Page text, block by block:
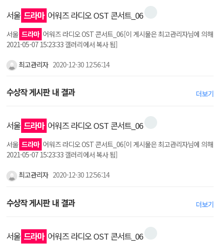
서울 드라마 어워즈 라디오 OST 콘서트_06
서울 드라마 어워즈 라디오 OST 콘서트_06[이 게시물은 최고관리자님에 의해
2021-05-07 15:23:33 갤러리에서 복사 됨]
최고관리자 2020-12-30 12:56:14
수상작 게시판 내 결과 더보기
서울 드라마 어워즈 라디오 OST 콘서트_06
서울 드라마 어워즈 라디오 OST 콘서트_06[이 게시물은 최고관리자님에 의해
2021-05-07 15:23:33 갤러리에서 복사 됨]
최고관리자 2020-12-30 12:56:14
수상작 게시판 내 결과 더보기
서울 드라마 어워즈 라디오 OST 콘서트_06